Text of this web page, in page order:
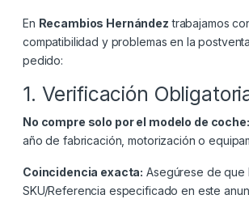
En Recambios Hernández trabajamos
compatibilidad y problemas en la
pedido:
1. Verificación
No compre solo por el modelo de coche:
año de fabricación, motorización o
Coincidencia exacta: Asegúrese de que
SKU/Referencia especificado en este